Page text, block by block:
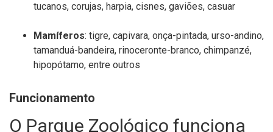
tucanos, corujas, harpia, cisnes, gaviões, casuar
Mamíferos: tigre, capivara, onça-pintada, urso-andino,
tamanduá-bandeira, rinoceronte-branco, chimpanzé,
hipopótamo, entre outros
Funcionamento
O Parque Zoológico funciona